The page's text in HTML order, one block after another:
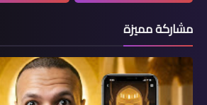
مشاركة مميزة